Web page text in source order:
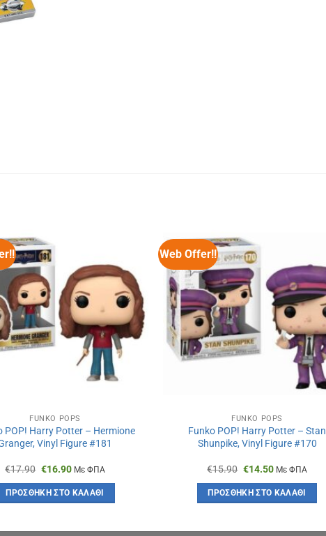
FUNKO POPS
POP! Harry Potter – Hermione
Vinyl Figure #181
€17.90 Original
was:
€17.90.
€16.90Η
τιμή
είναι:
Με ΦΠΑ
ΠΡΟΣΘΉΚΗ ΣΤΟ ΚΑΛΆΘΙ
Web Offer!!
FUNKO POPS
Funko POP! Harry Potter – Stan
Shunpike, Vinyl Figure #170
€15.90 Original
was:
€15.90.
€14.50Η
τιμή
είναι:
Με ΦΠΑ
ΠΡΟΣΘΉΚΗ ΣΤΟ ΚΑΛΆΘΙ